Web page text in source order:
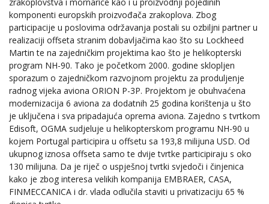
komponenti europskih proizvođača zrakoplova. Zbog
participacije u poslovima održavanja postali su ozbiljni partner u
realizaciji offseta stranim dobavljačima kao što su Lockheed
Martin te na zajedničkim projektima kao što je helikopterski
program NH-90. Tako je početkom 2000. godine sklopljen
sporazum o zajedničkom razvojnom projektu za produljenje
radnog vijeka aviona ORION P-3P. Projektom je obuhvaćena
modernizacija 6 aviona za dodatnih 25 godina korištenja u što
je uključena i sva pripadajuća oprema aviona. Zajedno s tvrtkom
Edisoft, OGMA sudjeluje u helikopterskom programu NH-90 u
kojem Portugal participira u offsetu sa 193,8 milijuna USD. Od
ukupnog iznosa offseta samo te dvije tvrtke participiraju s oko
130 milijuna. Da je riječ o uspješnoj tvrtki svjedoči i činjenica
kako je zbog interesa velikih kompanija EMBRAER, CASA,
FINMECCANICA i dr. vlada odlučila staviti u privatizaciju 65 %